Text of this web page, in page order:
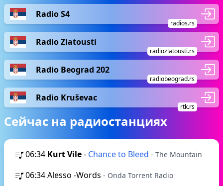
Radio S4
radios.rs
Radio Zlatousti
radiozlatousti.rs
Radio Beograd 202
radiobeograd.rs
Radio Kruševac
rtk.rs
Сейчас на радиостанциях
06:34 Kurt Vile- Chance to Bleed - The Mountain
06:34Alesso -Words - Onda Torrent Radio